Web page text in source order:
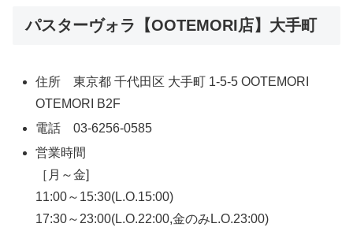
パスターヴォラ【OOTEMORI店】大手町
住所 東京都 千代田区 大手町 1-5-5 OOTEMORI
OTEMORI B2F
電話 03-6256-0585
営業時間
［月～金]
11:00～15:30(L.O.15:00)
17:30～23:00(L.O.22:00,金のみL.O.23:00)